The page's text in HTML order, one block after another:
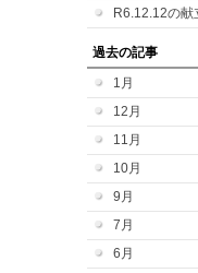
R6.12.12の献
過去の記事
1月
12月
11月
10月
9月
7月
6月